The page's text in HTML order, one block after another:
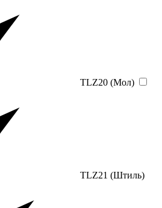
TLZ20 (Мол)
TLZ21 (Штиль)